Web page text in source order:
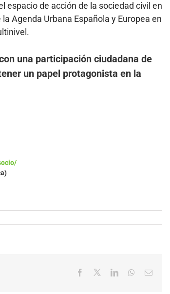
espacio de acción de la sociedad civil en
Agenda Urbana Española y Europea en
una participación ciudadana de
un papel protagonista en la
Facebook LinkedInWhatsApp
Correo